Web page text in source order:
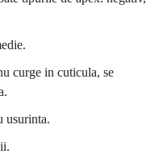
curge in cuticula, se
usurinta.